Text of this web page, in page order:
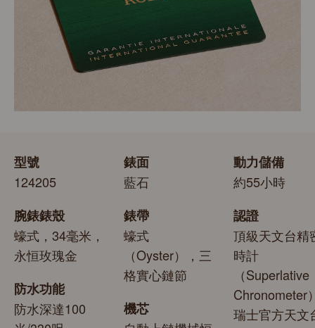
型號
124205
腕錶錶殼
蠔式，34毫米，
永恒玫瑰金
防水功能
防水深達100
錶面
藍石
錶帶
蠔式
（Oyster），三
格實心鏈節
機芯
動力儲備
約55小時
認證
頂級天文台精
時計
（Superlative
Chronometer
瑞士官方天文